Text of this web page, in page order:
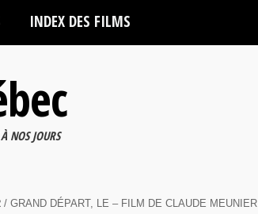
INDEX DES FILMS
NOS JOURS
/ GRAND DÉPART, LE – FILM DE CLAUDE MEUNIER